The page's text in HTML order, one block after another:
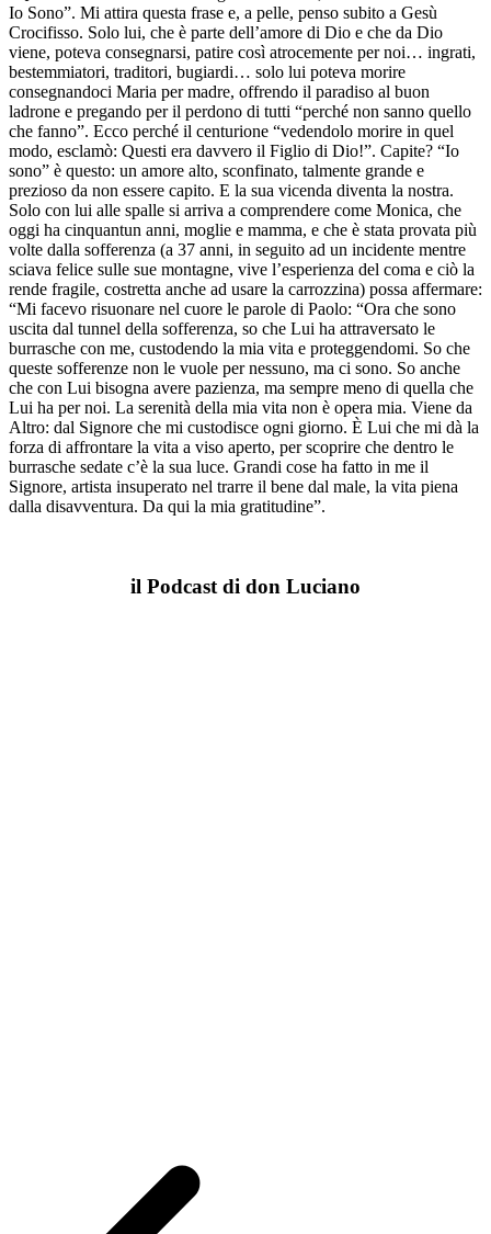
Io Sono”. Mi attira questa frase e, a pelle, penso subito a Gesù
Crocifisso. Solo lui, che è parte dell’amore di Dio e che da Dio
viene, poteva consegnarsi, patire così atrocemente per noi… ingrati,
bestemmiatori, traditori, bugiardi… solo lui poteva morire
consegnandoci Maria per madre, offrendo il paradiso al buon
ladrone e pregando per il perdono di tutti “perché non sanno quello
che fanno”. Ecco perché il centurione “vedendolo morire in quel
modo, esclamò: Questi era davvero il Figlio di Dio!”. Capite? “Io
sono” è questo: un amore alto, sconfinato, talmente grande e
prezioso da non essere capito. E la sua vicenda diventa la nostra.
Solo con lui alle spalle si arriva a comprendere come Monica, che
oggi ha cinquantun anni, moglie e mamma, e che è stata provata più
volte dalla sofferenza (a 37 anni, in seguito ad un incidente mentre
sciava felice sulle sue montagne, vive l’esperienza del coma e ciò la
rende fragile, costretta anche ad usare la carrozzina) possa affermare:
“Mi facevo risuonare nel cuore le parole di Paolo: “Ora che sono
uscita dal tunnel della sofferenza, so che Lui ha attraversato le
burrasche con me, custodendo la mia vita e proteggendomi. So che
queste sofferenze non le vuole per nessuno, ma ci sono. So anche
che con Lui bisogna avere pazienza, ma sempre meno di quella che
Lui ha per noi. La serenità della mia vita non è opera mia. Viene da
Altro: dal Signore che mi custodisce ogni giorno. È Lui che mi dà la
forza di affrontare la vita a viso aperto, per scoprire che dentro le
burrasche sedate c’è la sua luce. Grandi cose ha fatto in me il
Signore, artista insuperato nel trarre il bene dal male, la vita piena
dalla disavventura. Da qui la mia gratitudine”.
il Podcast di don Luciano